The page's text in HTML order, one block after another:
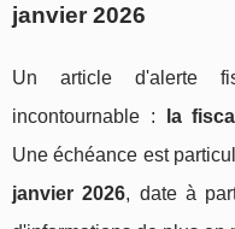
janvier 2026
Un article d'alerte
incontournable :
la
Une échéance est
janvier 2026, date à